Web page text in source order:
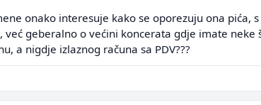
onako interesuje kako se oporezuju ona pića,
geberalno o većini koncerata gdje imate
a nigdje izlaznog računa sa PDV???